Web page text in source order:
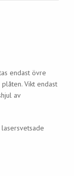
endast övre
Vikt endast
av